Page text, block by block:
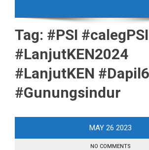
Tag: #PSI #calegPSI
#LanjutKEN2024
#LanjutKEN
#Gunungsindur
MAY 26 2023
NO COMMENTS